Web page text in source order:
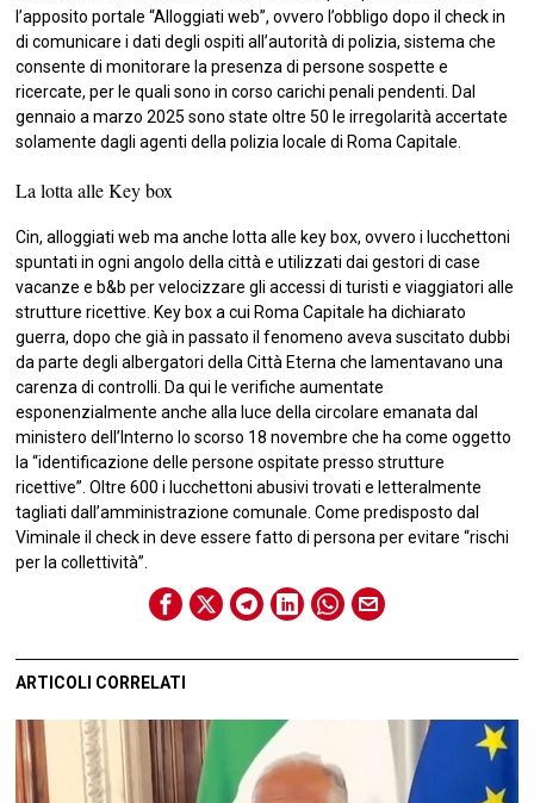
l’apposito portale “Alloggiati web”, ovvero l’obbligo dopo il check in
di comunicare i dati degli ospiti all’autorità di polizia, sistema che
consente di monitorare la presenza di persone sospette e
ricercate, per le quali sono in corso carichi penali pendenti. Dal
gennaio a marzo 2025 sono state oltre 50 le irregolarità accertate
solamente dagli agenti della polizia locale di Roma Capitale.
La lotta alle Key box
Cin, alloggiati web ma anche lotta alle key box, ovvero i lucchettoni
spuntati in ogni angolo della città e utilizzati dai gestori di case
vacanze e b&b per velocizzare gli accessi di turisti e viaggiatori alle
strutture ricettive. Key box a cui Roma Capitale ha dichiarato
guerra, dopo che già in passato il fenomeno aveva suscitato dubbi
da parte degli albergatori della Città Eterna che lamentavano una
carenza di controlli. Da qui le verifiche aumentate
esponenzialmente anche alla luce della circolare emanata dal
ministero dell’Interno lo scorso 18 novembre che ha come oggetto
la “identificazione delle persone ospitate presso strutture
ricettive”. Oltre 600 i lucchettoni abusivi trovati e letteralmente
tagliati dall’amministrazione comunale. Come predisposto dal
Viminale il check in deve essere fatto di persona per evitare “rischi
per la collettività”.
ARTICOLI CORRELATI